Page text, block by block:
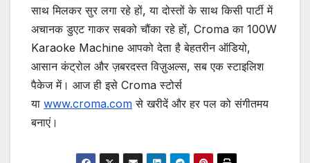
साथ मिलकर सुर लगा रहे हों, या दोस्तों के साथ किसी पार्टी में
अचानक डुएट गाकर सबको चौंका रहे हों, Croma का 100W
Karaoke Machine आपको देता है बेहतरीन ऑडियो,
आसान कंट्रोल और ज़बरदस्त विज़ुअल्स, सब एक स्टाइलिश
पैकेज में। आज ही इसे Croma स्टोर्स
या www.croma.com से खरीदें और हर पल को संगीतमय
बनाएं।